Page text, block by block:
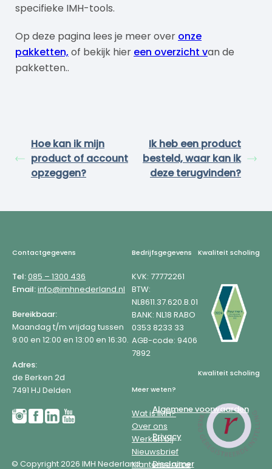
specifieke IMH-tools.
Op deze pagina lees je meer over onze
pakketten, of bekijk hier een overzicht van de
pakketten..
Hoe kan ik mijn
product of account
opzeggen?
Ik heb een product
besteld, waar kan ik
deze terugvinden?
Footer
Contactgegevens
Tel:085 – 1300 436
Email:info@imhnederland.nl
Bereikbaar:
Maandag t/m vrijdag tussen
9:00 en 12:00 en 13:00 en 16:30.
Adres:
de Berken 2d
7491 HJ Delden
Bedrijfsgegevens
KVK: 77772261
BTW:
NL8611.37.620.B.01
BANK: NL18 RABO
0353 8233 33
AGB-code: 9406
7892
Meer weten?
Wat is IMH?
Over ons
Werken bij
Nieuwsbrief
Klantenservice
Kwaliteit scholing
Kwaliteit scholing
© Copyright 2026 IMH Nederland
Algemene voorwaarden
Privacy
Disclaimer